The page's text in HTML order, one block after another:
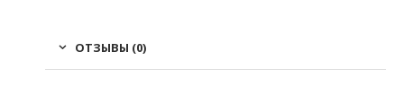
ОТЗЫВЫ (0)